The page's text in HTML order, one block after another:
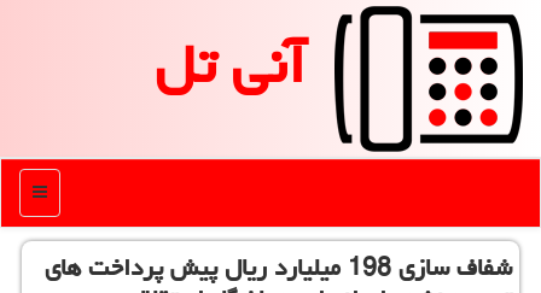
آنی تل
منو
شفاف سازی 198 میلیارد ریال پیش پرداخت های